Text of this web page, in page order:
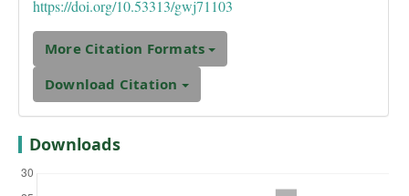
https://doi.org/10.53313/gwj71103
More Citation Formats
Download Citation
Downloads